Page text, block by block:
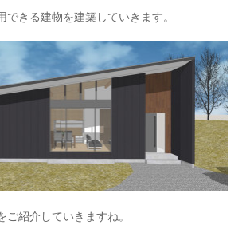
きる建物を建築していきます。
紹介していきますね。